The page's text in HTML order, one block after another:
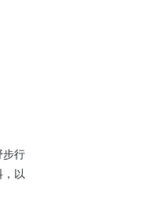
步行
以